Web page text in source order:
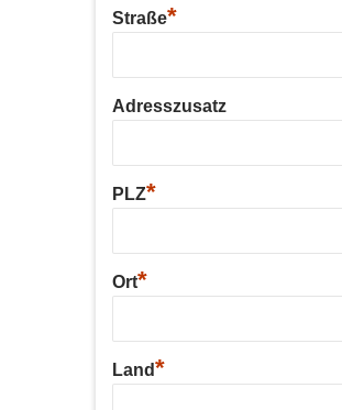
Straße*
Adresszusatz
PLZ*
Ort*
Land*